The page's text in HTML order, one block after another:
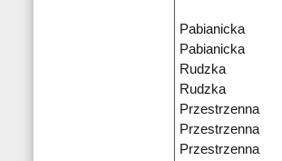
Pabianicka
Pabianicka
Rudzka
Rudzka
Przestrzenna
Przestrzenna
Przestrzenna